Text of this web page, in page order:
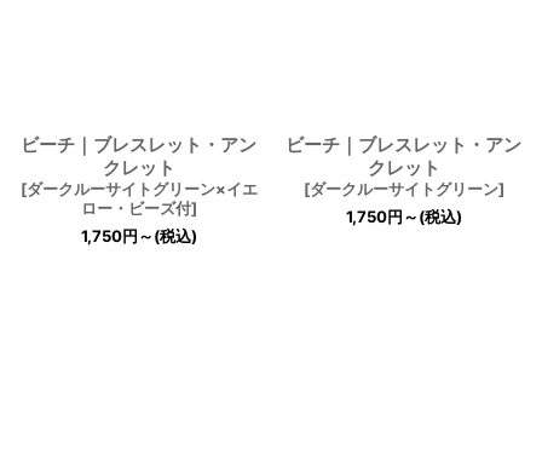
ビーチ｜ブレスレット・アン
クレット
[ダークルーサイトグリーン×イエ
ロー・ビーズ付]
1,750円～(税込)
ビーチ｜ブレスレット・アン
クレット
[ダークルーサイトグリーン]
1,750円～(税込)